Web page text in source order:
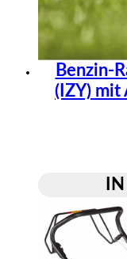
Benzin-
(IZY)